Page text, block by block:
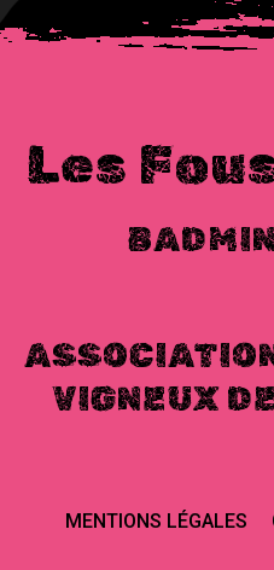
Les
VIGNEUX
MENTIONS LÉGALES